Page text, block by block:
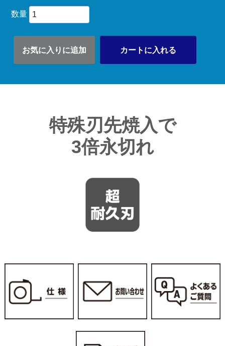
数量
カートに入れる
お気に入りに追加
特殊刃先焼入で
3倍永切れ